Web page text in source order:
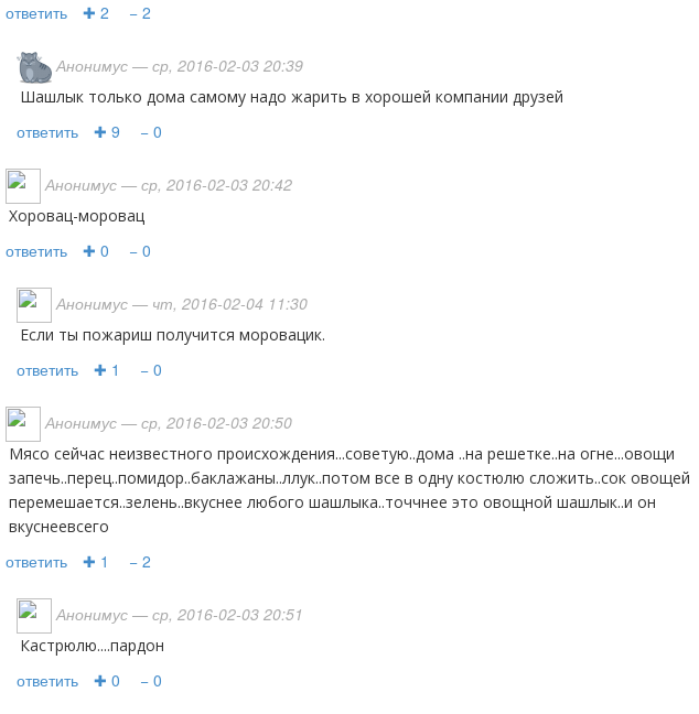
ответить ✚ 2 − 2
Анонимус — ср, 2016-02-03 20:39
Шашлык только дома самому надо жарить в хорошей компании друзей
ответить ✚ 9 − 0
Анонимус — ср, 2016-02-03 20:42
Хоровац-моровац
ответить ✚ 0 − 0
Анонимус — чт, 2016-02-04 11:30
Если ты пожариш получится моровацик.
ответить ✚ 1 − 0
Анонимус — ср, 2016-02-03 20:50
мясо сейчас неизвестного происхождения...советую..дома ..на решетке..на огне...овощи
запечь..перец..помидор..баклажаны..ллук..потом все в одну костюлю сложить..сок овощей
перемешается..зелень..вкуснее любого шашлыка..точчнее это овощной шашлык..и он
вкуснеевсего
ответить ✚ 1 − 2
Анонимус — ср, 2016-02-03 20:51
кастрюлю....пардон
ответить ✚ 0 − 0